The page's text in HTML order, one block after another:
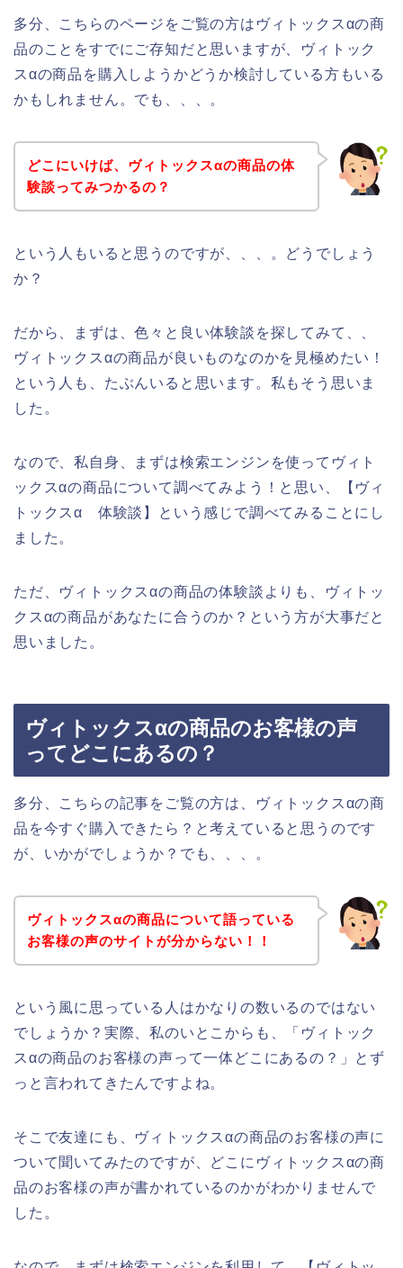
多分、こちらのページをご覧の方はヴィトックスαの商
品のことをすでにご存知だと思いますが、ヴィトック
スαの商品を購入しようかどうか検討している方もいる
かもしれません。でも、、、。
どこにいけば、ヴィトックスαの商品の体
験談ってみつかるの？
という人もいると思うのですが、、、。どうでしょう
か？
だから、まずは、色々と良い体験談を探してみて、、
ヴィトックスαの商品が良いものなのかを見極めたい！
という人も、たぶんいると思います。私もそう思いま
した。
なので、私自身、まずは検索エンジンを使ってヴィト
ックスαの商品について調べてみよう！と思い、【ヴィ
トックスα 体験談】という感じで調べてみることにし
ました。
ただ、ヴィトックスαの商品の体験談よりも、ヴィトッ
クスαの商品があなたに合うのか？という方が大事だと
思いました。
ヴィトックスαの商品のお客様の声
ってどこにあるの？
多分、こちらの記事をご覧の方は、ヴィトックスαの商
品を今すぐ購入できたら？と考えていると思うのです
が、いかがでしょうか？でも、、、。
ヴィトックスαの商品について語っている
お客様の声のサイトが分からない！！
という風に思っている人はかなりの数いるのではない
でしょうか？実際、私のいとこからも、「ヴィトック
スαの商品のお客様の声って一体どこにあるの？」とず
っと言われてきたんですよね。
そこで友達にも、ヴィトックスαの商品のお客様の声に
ついて聞いてみたのですが、どこにヴィトックスαの商
品のお客様の声が書かれているのかがわかりませんで
した。